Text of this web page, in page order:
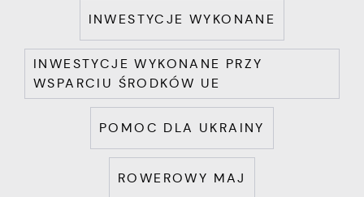
INWESTYCJE WYKONANE
INWESTYCJE WYKONANE PRZY
WSPARCIU ŚRODKÓW UE
POMOC DLA UKRAINY
ROWEROWY MAJ